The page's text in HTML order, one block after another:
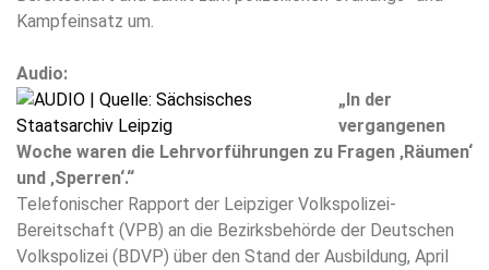
Kampfeinsatz um.
Audio:
„In der
vergangenen
Woche waren die Lehrvorführungen zu Fragen ‚Räumen‘
und ‚Sperren‘.“
Telefonischer Rapport der Leipziger Volkspolizei-
Bereitschaft (VPB) an die Bezirksbehörde der Deutschen
Volkspolizei (BDVP) über den Stand der Ausbildung, April